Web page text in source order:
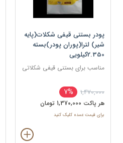
پودر بستنی قیفی شکلات(پایه
شیر) لترا(پوران پودر)بسته
2.350کیلویی
مناسب برای بستنی قیفی شکلاتی
1,470,000
7%
هر پاکت 1,370,000 تومان
برای قیمت عمده کلیک کنید